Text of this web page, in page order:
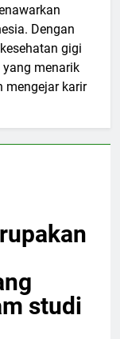
Dengan
gigi
menarik
mengejar karir
studi